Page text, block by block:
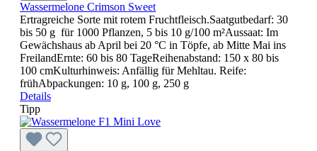
Wassermelone Crimson Sweet
Ertragreiche Sorte mit rotem Fruchtfleisch.Saatgutbedarf: 30
bis 50 g für 1000 Pflanzen, 5 bis 10 g/100 m²Aussaat: Im
Gewächshaus ab April bei 20 °C in Töpfe, ab Mitte Mai ins
FreilandErnte: 60 bis 80 TageReihenabstand: 150 x 80 bis
100 cmKulturhinweis: Anfällig für Mehltau. Reife:
frühAbpackungen: 10 g, 100 g, 250 g
Details
Tipp